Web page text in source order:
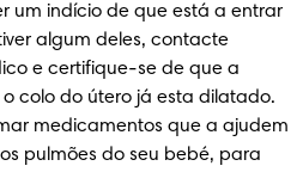
um indício de que está a entrar
algum deles, contacte
e certifique-se de que a
colo do útero já esta dilatado.
medicamentos que a ajudem
pulmões do seu bebé, para